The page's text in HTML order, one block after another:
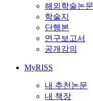
해외학술논문
학술지
단행본
연구보고서
공개강의
MyRISS
내 추천논문
내 책장